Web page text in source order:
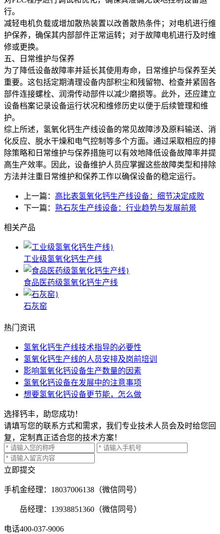
行。
减轻电机负载或增加散热装置以改善散热条件；对电机进行维
护保养，确保其内部部件正常运转；对于故障电机进行及时维
修或更换。
五、日常维护与保养
为了降低设备故障率并延长其使用寿命，日常维护与保养至关
重要。这包括定期清理设备内部积尘和残留物、检查并紧固各
部件连接螺栓、润滑传动部件以减少磨损等。此外，还应建立
设备档案记录设备运行状况和维修历史以便于后续管理和维
护。
综上所述，氢氧化钙生产线设备的常见故障涉及原料输送、消
化反应、脱水干燥和电气控制等多个方面。通过采取相应的排
除策略和日常维护与保养措施可以有效地降低设备故障率并提
高生产效率。因此，设备维护人员应掌握这些故障类型和排除
方法并注重日常维护和保养工作以确保设备的稳定运行。
上一篇： 高比表氢氧化钙生产线设备：细节决定成败
下一篇： 熟石灰生产线设备：行业趋势与发展前景
相关产品
工业级氢氧化钙生产线
食品医药级氢氧化钙生产线
石灰窑
热门资讯
氢氧化钙生产线技术指导的必要性
氢氧化钙生产线的人员安排及岗前培训
影响氢氧化钙设备生产数量的因素
氢氧化钙设备在发展中的注意事项
想要氢氧化钙设备更节能，怎么做
选择钙丰，助您成功！
请填写您的联系方式和需求，我们专业技术人员会及时给您回
复，定制真正适合您的技术方案！
立即提交
手机金经理：18037006138（微信同号）
岳经理：13938851360（微信同号）
电话400-037-9006